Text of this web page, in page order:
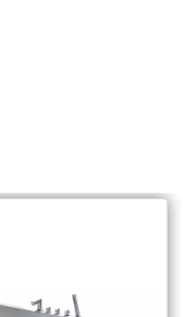
есть, в комплекте